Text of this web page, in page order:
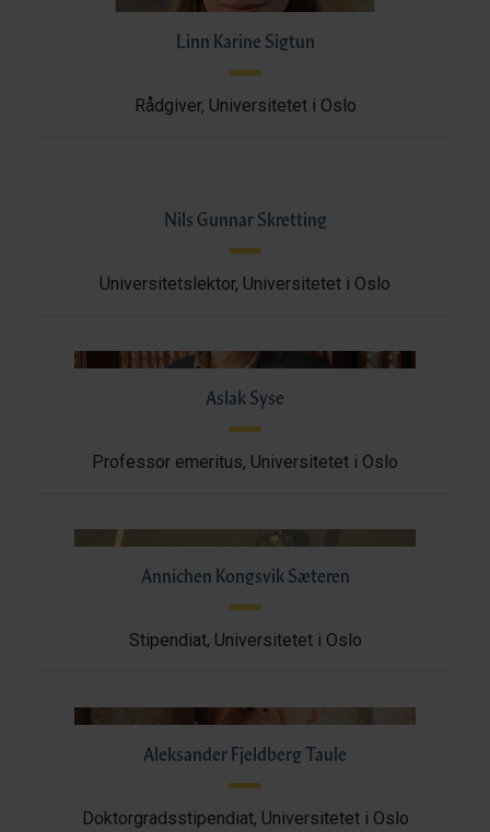
Linn Karine Sigtun
Rådgiver, Universitetet i Oslo
Nils Gunnar Skretting
Universitetslektor, Universitetet i Oslo
Aslak Syse
Professor emeritus, Universitetet i Oslo
Annichen Kongsvik Sæteren
Stipendiat, Universitetet i Oslo
Aleksander Fjeldberg Taule
Doktorgradsstipendiat, Universitetet i Oslo